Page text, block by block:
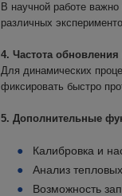
В научной работе
различных
4. Частота обновления
Для динамических
фиксировать быстро
5. Дополнительные
Калибровка и
Анализ
Возможность